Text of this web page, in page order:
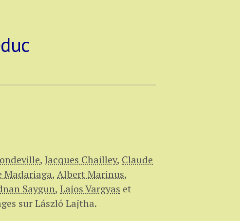
, Jacques Chailley, Claude
Madariaga, Albert Marinus,
Saygun, Lajos Vargyas et
sur László Lajtha.